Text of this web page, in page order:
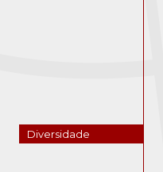
Diversidade